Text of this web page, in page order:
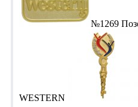
№1269
WESTERN